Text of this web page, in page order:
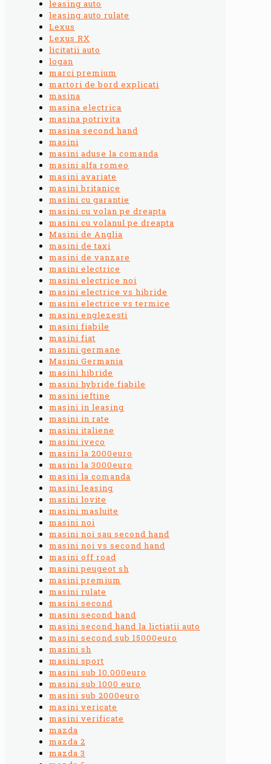
leasing auto
leasing auto rulate
Lexus
Lexus RX
licitatii auto
logan
marci premium
martori de bord explicati
masina
masina electrica
masina potrivita
masina second hand
masini
masini aduse la comanda
masini alfa romeo
masini avariate
masini britanice
masini cu garantie
masini cu volan pe dreapta
masini cu volanul pe dreapta
Masini de Anglia
masini de taxi
masini de vanzare
masini electrice
masini electrice noi
masini electrice vs hibride
masini electrice vs termice
masini englezesti
masini fiabile
masini fiat
masini germane
Masini Germania
masini hibride
masini hybride fiabile
masini ieftine
masini in leasing
masini in rate
masini italiene
masini iveco
masini la 2000euro
masini la 3000euro
masini la comanda
masini leasing
masini lovite
masini masluite
masini noi
masini noi sau second hand
masini noi vs second hand
masini off road
masini peugeot sh
masini premium
masini rulate
masini second
masini second hand
masini second hand la lictiatii auto
masini second sub 15000euro
masini sh
masini sport
masini sub 10.000euro
masini sub 1000 euro
masini sub 2000euro
masini vericate
masini verificate
mazda
mazda 2
mazda 3